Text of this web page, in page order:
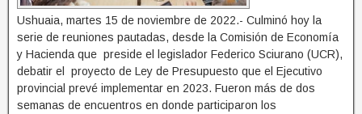
Ushuaia, martes 15 de noviembre de 2022.- Culminó hoy la
serie de reuniones pautadas, desde la Comisión de Economía
y Hacienda que preside el legislador Federico Sciurano (UCR),
debatir el proyecto de Ley de Presupuesto que el Ejecutivo
provincial prevé implementar en 2023. Fueron más de dos
semanas de encuentros en donde participaron los